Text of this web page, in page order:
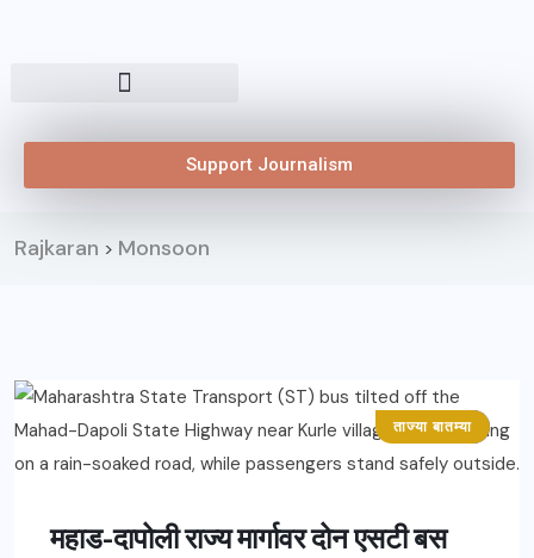
Support Journalism
Rajkaran > Monsoon
महाराष्ट्र
ताज्या बातम्या
महाड-दापोली राज्य मार्गावर दोन एसटी बस